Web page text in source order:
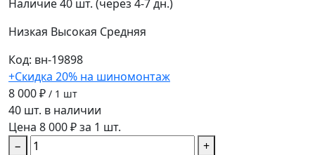
Наличие40 шт. (через 4-7 дн.)
Низкая Высокая Средняя
Код: вн-19898
+Скидка 20% на шиномонтаж
8 000 ₽ / 1 шт
40 шт. в наличии
Цена 8 000 ₽ за 1 шт.
−
+